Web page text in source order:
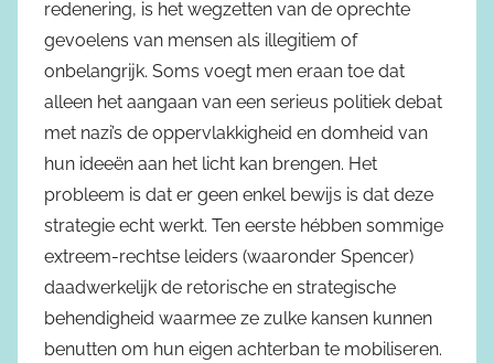
redenering, is het wegzetten van de oprechte
gevoelens van mensen als illegitiem of
onbelangrijk. Soms voegt men eraan toe dat
alleen het aangaan van een serieus politiek debat
met nazi’s de oppervlakkigheid en domheid van
hun ideeën aan het licht kan brengen. Het
probleem is dat er geen enkel bewijs is dat deze
strategie echt werkt. Ten eerste hébben sommige
extreem-rechtse leiders (waaronder Spencer)
daadwerkelijk de retorische en strategische
behendigheid waarmee ze zulke kansen kunnen
benutten om hun eigen achterban te mobiliseren.